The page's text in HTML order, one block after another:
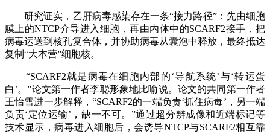
研究证实，乙肝病毒感染存在一条“接力路径”：先由细胞
膜上的NTCP介导进入细胞，再由内体中的SCARF2接手，把
病毒运送到核孔复合体，并协助病毒从囊泡中释放，最终抵达
复制“大本营”细胞核。
“SCARF2就是病毒在细胞内部的‘导航系统’与‘转运蛋
白’。”论文第一作者李聪形象地比喻说。论文的共同第一作者
王怡雪进一步解释，“SCARF2的一端负责‘抓住病毒’，另一端
负责‘定位运输’，缺一不可。”通过超分辨成像和近端标记等
技术显示，病毒进入细胞后，会诱导NTCP与SCARF2相互靠